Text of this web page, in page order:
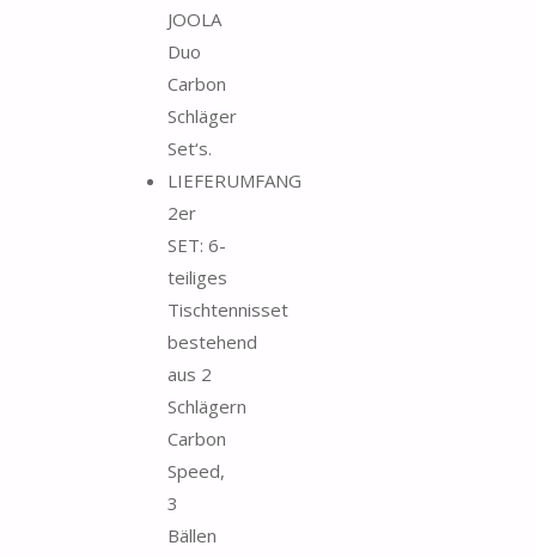
JOOLA
Duo
Carbon
Schläger
Set‘s.
LIEFERUMFANG
2er
SET: 6-
teiliges
Tischtennisset
bestehend
aus 2
Schlägern
Carbon
Speed,
3
Bällen